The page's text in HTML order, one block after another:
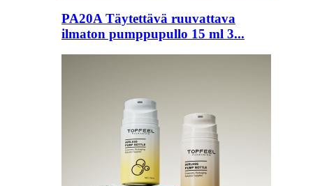
PA20A Täytettävä ruuvattava
ilmaton pumppupullo 15 ml 3...